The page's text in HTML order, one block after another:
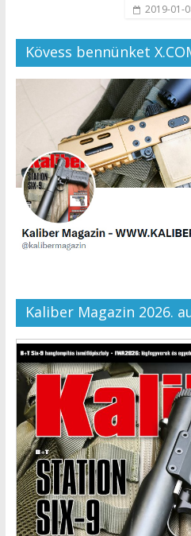
2019-01-
Kövess bennünket
Kaliber Magazin 2026.